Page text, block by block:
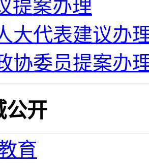
提案办理
大代表建议办
协委员提案办
公开
育